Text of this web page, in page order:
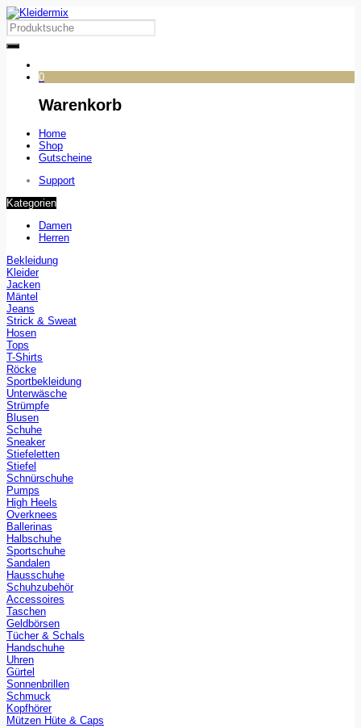
0
Warenkorb
Home
Shop
Gutscheine
Support
Kategorien
Damen
Herren
Bekleidung
Kleider
Jacken
Mäntel
Jeans
Strick & Sweat
Hosen
Tops
T-Shirts
Röcke
Sportbekleidung
Unterwäsche
Strümpfe
Blusen
Schuhe
Sneaker
Stiefeletten
Stiefel
Schnürschuhe
Pumps
High Heels
Overknees
Ballerinas
Halbschuhe
Sportschuhe
Sandalen
Hausschuhe
Schuhzubehör
Accessoires
Taschen
Geldbörsen
Tücher & Schals
Handschuhe
Uhren
Gürtel
Sonnenbrillen
Schmuck
Kopfhörer
Mützen Hüte & Caps